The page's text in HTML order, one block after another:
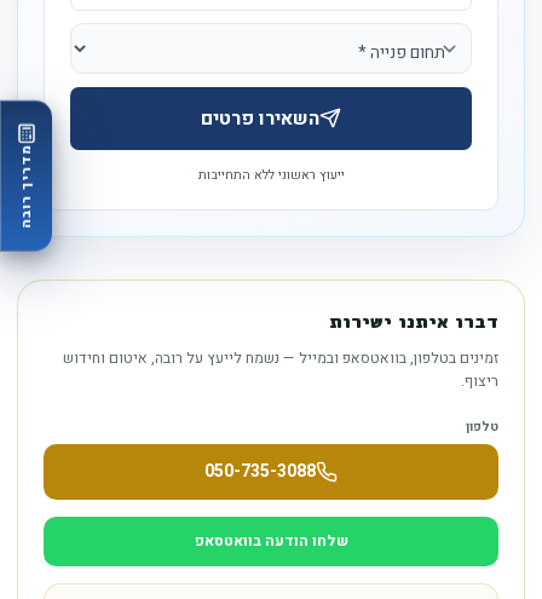
השאירו פרטים
ייעוץ ראשוני ללא התחייבות
דברו איתנו ישירות
זמינים בטלפון, בוואטסאפ ובמייל — נשמח לייעץ על רובה, איטום וחידוש
ריצוף.
טלפון
050-735-3088
שלחו הודעה בוואטסאפ
מדריך רובה